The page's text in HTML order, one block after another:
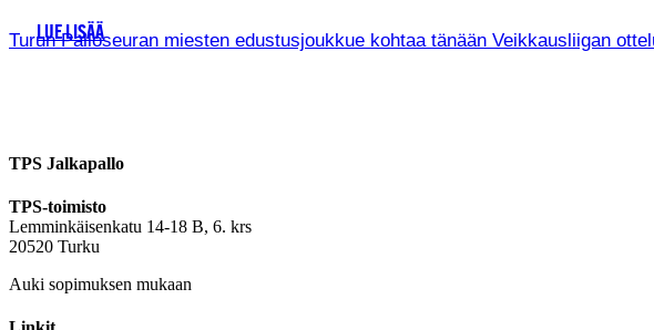
Turun Palloseuran miesten edustusjoukkue kohtaa tänään Veikkausliigan
LUE LISÄÄ
TPS Jalkapallo
TPS-toimisto
Lemminkäisenkatu 14-18 B, 6. krs
20520 Turku
Auki sopimuksen mukaan